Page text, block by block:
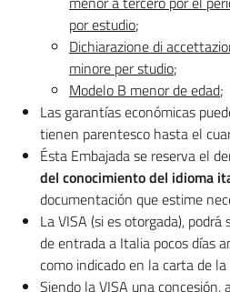
por estudio;
Dichiarazione di
minore per studio;
Modelo B menor de edad;
Las garantías económicas
tienen parentesco hasta el
Ésta Embajada se reserva el
del conocimiento del idioma
documentación que estime
La VISA (si es otorgada),
de entrada a Italia pocos días
como indicado en la carta de
Siendo la VISA una